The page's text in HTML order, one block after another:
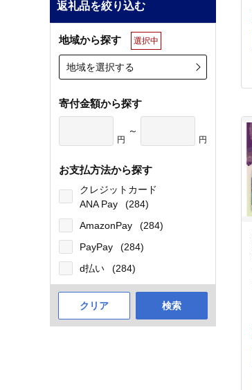
返礼品を絞り込む
地域から探す 選択中
地域を選択する
寄付金額から探す
円
～
円
お支払方法から探す
クレジットカード
ANA Pay
(284)
AmazonPay
(284)
PayPay
(284)
d払い
(284)
クリア 検索